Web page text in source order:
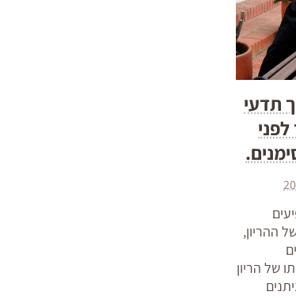
תדעי
ההריון,
של הריון